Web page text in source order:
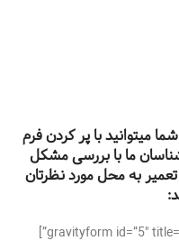
میتوانید با پر کردن فرم
ما با بررسی مشکل
به محل مورد نظرتان